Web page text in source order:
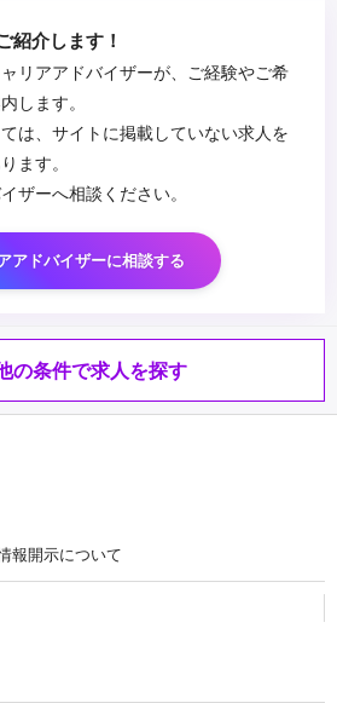
紹介します！
リアアドバイザーが、ご経験やご希
します。
は、サイトに掲載していない求人を
ます。
ザーへ相談ください。
アドバイザーに相談する
の条件で求人を探す
報開示について